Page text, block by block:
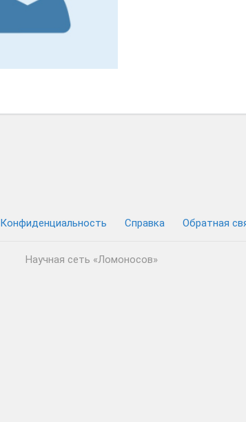
Конфиденциальность Cправка Обратная
Научная сеть «Ломоносов»